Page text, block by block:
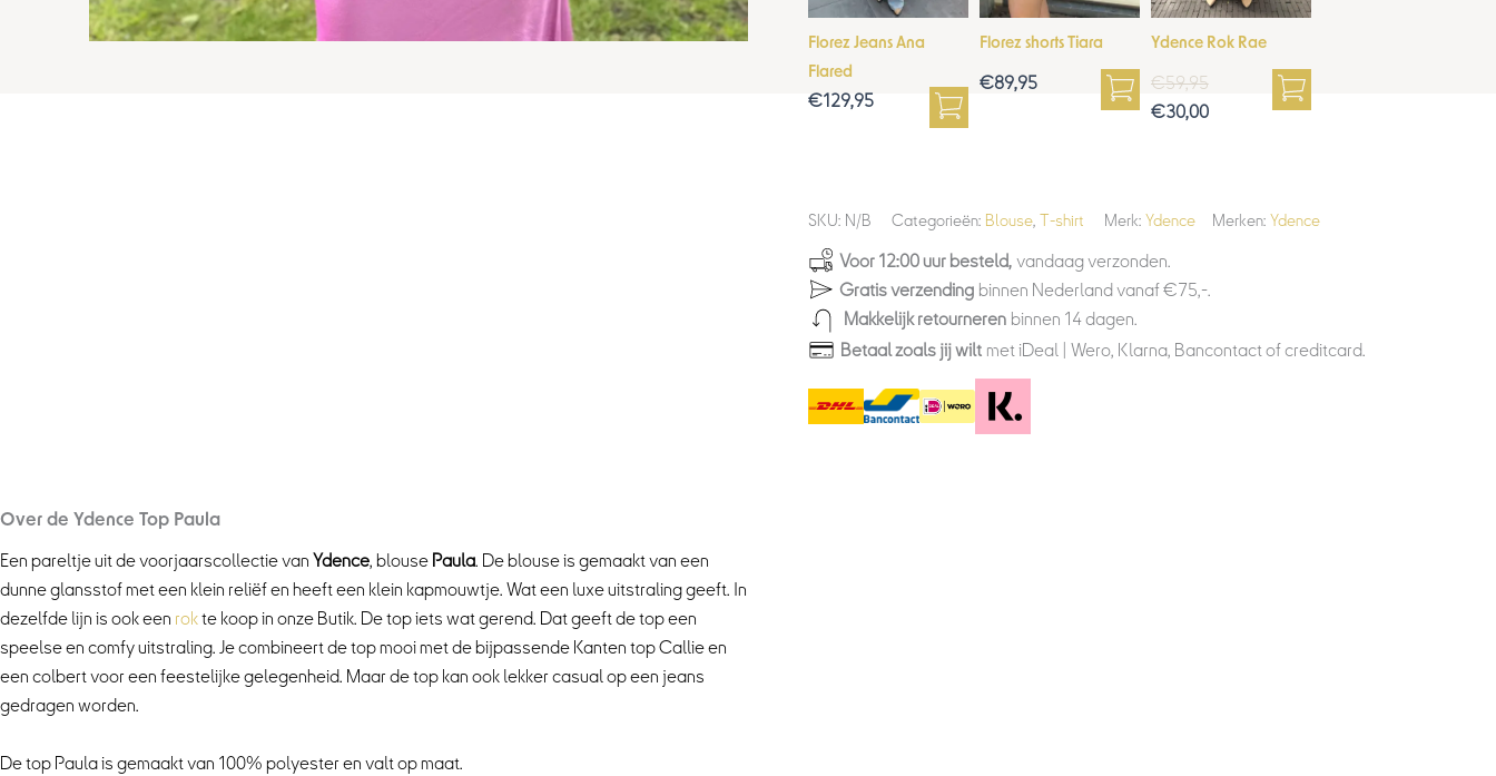
Florez Jeans Ana
Flared
€129,95
Florez shorts Tiara
€89,95
Ydence Rok Rae
€59,95
€30,00
SKU: N/B Categorieën: Blouse, T-shirt Merk: Ydence Merken: Ydence
Voor 12:00 uur besteld, vandaag verzonden.
Gratis verzending binnen Nederland vanaf €75,-.
Makkelijk retourneren binnen 14 dagen.
Betaal zoals jij wilt met iDeal | Wero, Klarna, Bancontact of creditcard.
Over de Ydence Top Paula
Een pareltje uit de voorjaarscollectie van Ydence, blouse Paula. De blouse is gemaakt van een
dunne glansstof met een klein reliëf en heeft een klein kapmouwtje. Wat een luxe uitstraling geeft. In
dezelfde lijn is ook een rokte koop in onze Butik. De top iets wat gerend. Dat geeft de top een
speelse en comfy uitstraling. Je combineert de top mooi met de bijpassende Kanten top Callieen
een colbertvoor een feestelijke gelegenheid. Maar de top kan ook lekker casual op een jeans
gedragen worden.
De top Paula is gemaakt van 100% polyester en valt op maat.